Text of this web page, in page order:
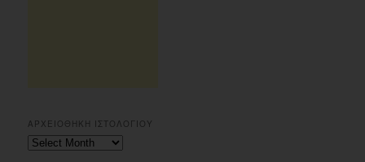
ΑΡΧΕΙΟΘΗΚΗ ΙΣΤΟΛΟΓΙΟΥ
Αρχειοθηκη